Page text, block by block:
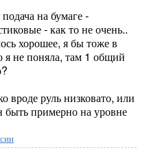
на бумаге -
- как то не очень..
хорошее, я бы тоже в
я не поняла, там 1 общий
вроде руль низковато, или
быть примерно на уровне